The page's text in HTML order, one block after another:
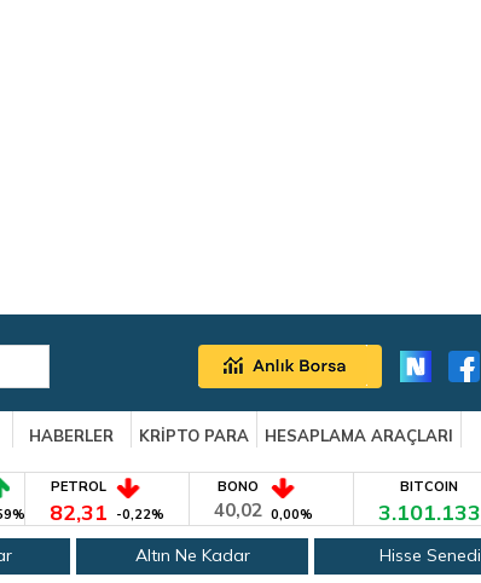
HABERLER KRİPTO PARA
HESAPLAMA ARAÇLARI
PETROL
82,31 -0,22%
BONO
40,02 0,00%
BITCOIN
3.101.133
Altın Ne Kadar Hisse Senedi